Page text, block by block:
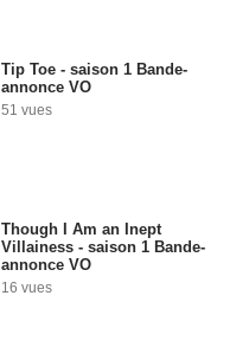
Tip Toe - saison 1 Bande-
annonce VO
51 vues
Though I Am an Inept
Villainess - saison 1 Bande-
annonce VO
16 vues